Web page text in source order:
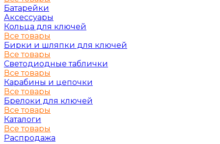
Батарейки
Аксессуары
Кольца для ключей
Все товары
Бирки и шляпки для ключей
Все товары
Светодиодные таблички
Все товары
Карабины и цепочки
Все товары
Брелоки для ключей
Все товары
Каталоги
Все товары
Распродажа